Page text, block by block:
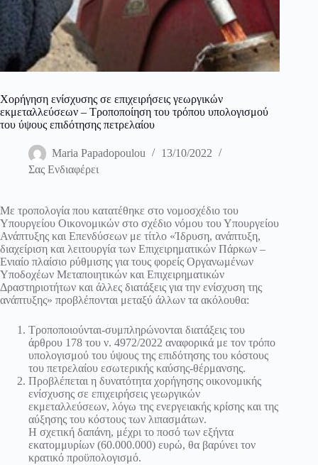
Χορήγηση ενίσχυσης σε επιχειρήσεις γεωργικών
εκμεταλλεύσεων – Τροποποίηση του τρόπου υπολογισμού
του ύψους επιδότησης πετρελαίου
Maria Papadopoulou
13/10/2022
Σας Ενδιαφέρει
Με τροπολογία που κατατέθηκε στο νομοσχέδιο του
Υπουργείου Οικονομικών στο σχέδιο νόμου του Υπουργείου
Ανάπτυξης και Επενδύσεων με τίτλο «Ίδρυση, ανάπτυξη,
διαχείριση και λειτουργία των Επιχειρηματικών Πάρκων –
Ενιαίο πλαίσιο ρύθμισης για τους φορείς Οργανωμένων
Υποδοχέων Μεταποιητικών και Επιχειρηματικών
Δραστηριοτήτων και άλλες διατάξεις για την ενίσχυση της
ανάπτυξης» προβλέπονται μεταξύ άλλων τα ακόλουθα:
Τροποποιούνται-συμπληρώνονται διατάξεις του
άρθρου 178 του ν. 4972/2022 αναφορικά με τον τρόπο
υπολογισμού του ύψους της επιδότησης του κόστους
του πετρελαίου εσωτερικής καύσης-θέρμανσης.
Προβλέπεται η δυνατότητα χορήγησης οικονομικής
ενίσχυσης σε επιχειρήσεις γεωργικών
εκμεταλλεύσεων, λόγω της ενεργειακής κρίσης και της
αύξησης του κόστους των λιπασμάτων.
Η σχετική δαπάνη, μέχρι το ποσό των εξήντα
εκατομμυρίων (60.000.000) ευρώ, θα βαρύνει τον
κρατικό προϋπολογισμό.